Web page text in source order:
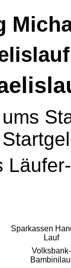
Sparkassen
Lauf
Volksbank-